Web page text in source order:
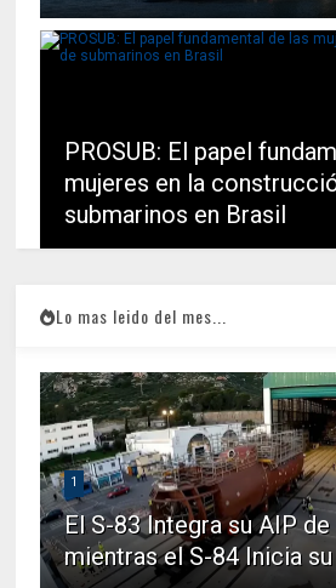
PROSUB: El papel
mujeres en la
submarinos en Brasil
Lo mas leido del mes...
1
El S-83 Integra su AIP
mientras el S-84 Inicia